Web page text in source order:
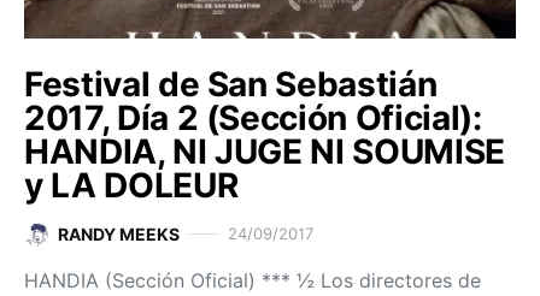
Festival de San Sebastián
2017, Día 2 (Sección Oficial):
HANDIA, NI JUGE NI SOUMISE
y LA DOLEUR
RANDY MEEKS 24/09/2017
HANDIA (Sección Oficial) *** ½ Los directores de